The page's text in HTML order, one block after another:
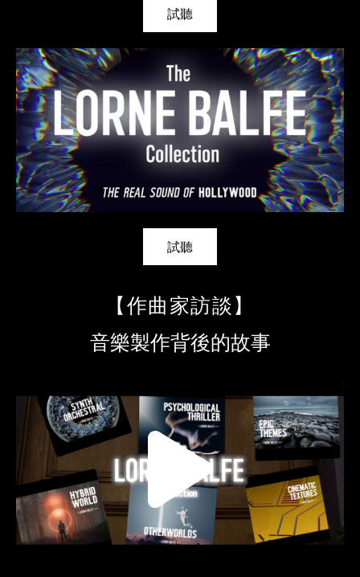
試聽
試聽
【作曲家訪談】
音樂製作背後的故事